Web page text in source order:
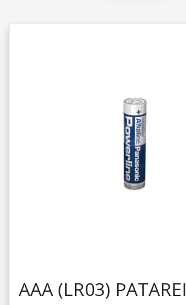
AAA (LR03) PATAREI